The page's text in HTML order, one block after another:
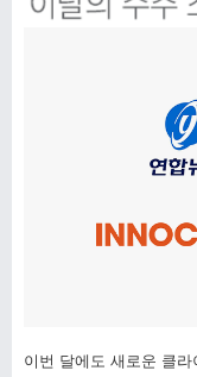
이번 달에도 새로운 클